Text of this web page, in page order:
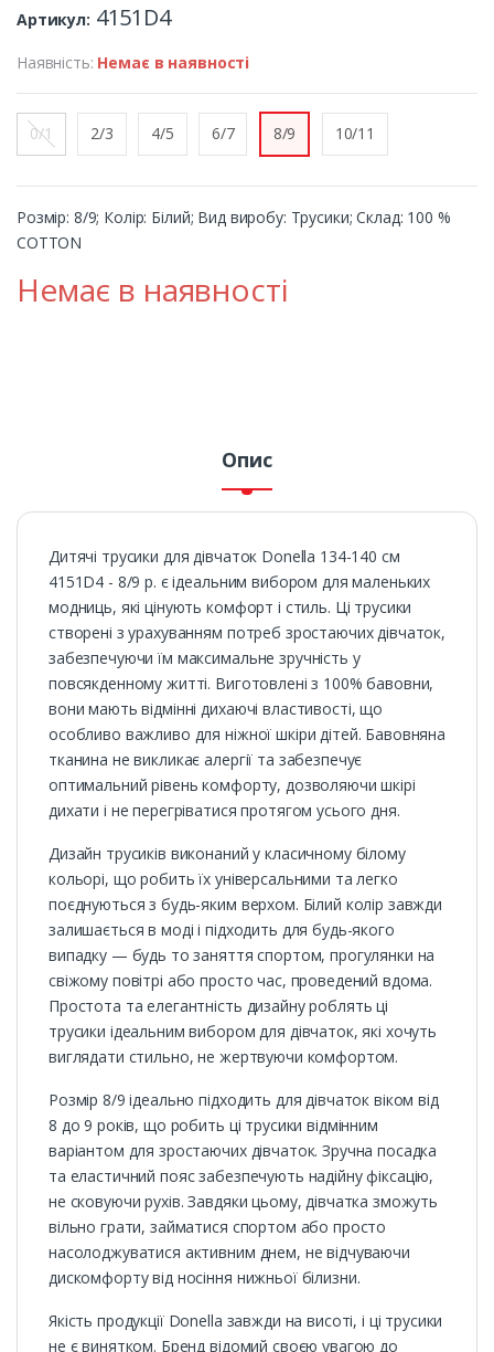
Артикул: 4151D4
Наявність: Немає в наявності
0/1 2/3 4/5 6/7 8/9 10/11
Розмір: 8/9; Колір: Білий; Вид виробу: Трусики; Склад: 100 %
COTTON
Немає в наявності
Опис
Дитячі трусики для дівчаток Donella 134-140 см
4151D4 - 8/9 р. є ідеальним вибором для маленьких
модниць, які цінують комфорт і стиль. Ці трусики
створені з урахуванням потреб зростаючих дівчаток,
забезпечуючи їм максимальне зручність у
повсякденному житті. Виготовлені з 100% бавовни,
вони мають відмінні дихаючі властивості, що
особливо важливо для ніжної шкіри дітей. Бавовняна
тканина не викликає алергії та забезпечує
оптимальний рівень комфорту, дозволяючи шкірі
дихати і не перегріватися протягом усього дня.
Дизайн трусиків виконаний у класичному білому
кольорі, що робить їх універсальними та легко
поєднуються з будь-яким верхом. Білий колір завжди
залишається в моді і підходить для будь-якого
випадку — будь то заняття спортом, прогулянки на
свіжому повітрі або просто час, проведений вдома.
Простота та елегантність дизайну роблять ці
трусики ідеальним вибором для дівчаток, які хочуть
виглядати стильно, не жертвуючи комфортом.
Розмір 8/9 ідеально підходить для дівчаток віком від
8 до 9 років, що робить ці трусики відмінним
варіантом для зростаючих дівчаток. Зручна посадка
та еластичний пояс забезпечують надійну фіксацію,
не сковуючи рухів. Завдяки цьому, дівчатка зможуть
вільно грати, займатися спортом або просто
насолоджуватися активним днем, не відчуваючи
дискомфорту від носіння нижньої білизни.
Якість продукції Donella завжди на висоті, і ці трусики
не є винятком. Бренд відомий своєю увагою до